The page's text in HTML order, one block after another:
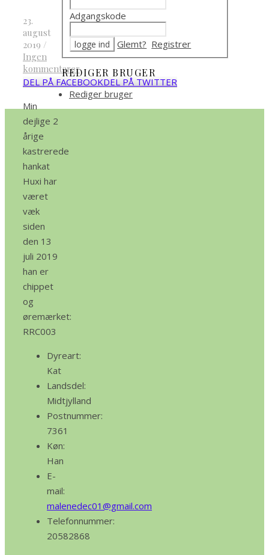
23.
august
2019 /
Ingen
kommentarer
DEL PÅ FACEBOOKDEL PÅ TWITTER
Min
dejlige 2
årige
kastrerede
hankat
Huxi har
været
væk
siden
den 13
juli 2019
han er
chippet
og
øremærket:
RRC003
Dyreart:
Kat
Landsdel:
Midtjylland
Postnummer:
7361
Køn:
Han
E-
mail:
malenedec01@gmail.com
Telefonnummer:
20582868
Adgangskode
Glemt? Registrer
REDIGER BRUGER
Rediger bruger